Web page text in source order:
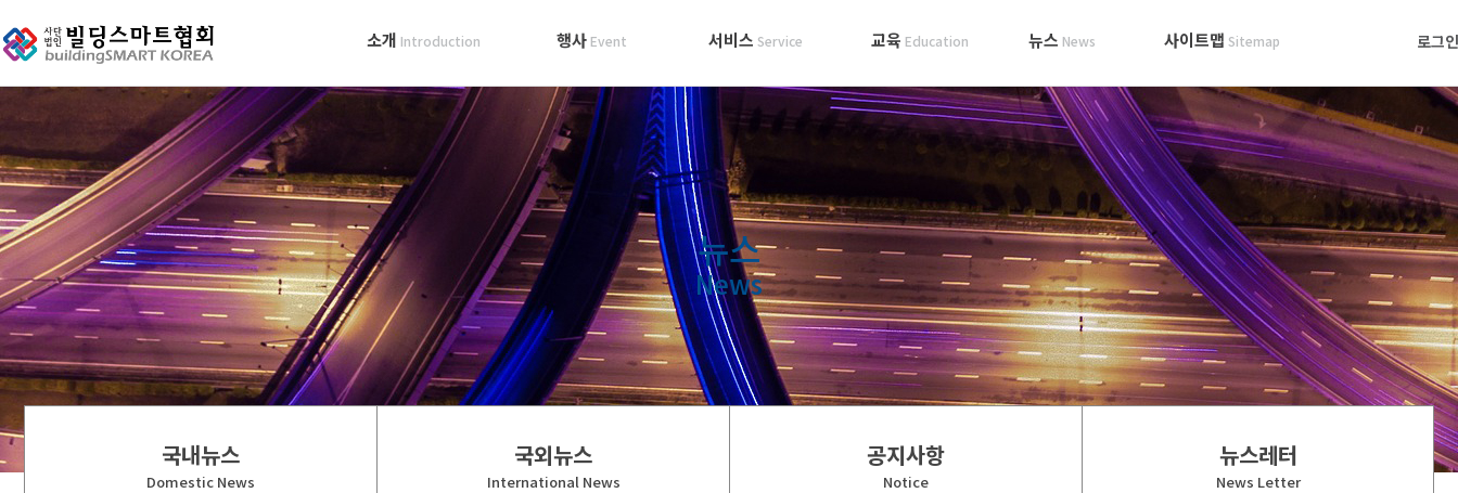
로그
소개 Introduction 행사 Event 서비스 Service 교육 Education 뉴스 News 사이트맵 Sitemap
뉴스
News
국내뉴스
Domestic News
국외뉴스
International News
공지사항
Notice
뉴스레터
News Letter